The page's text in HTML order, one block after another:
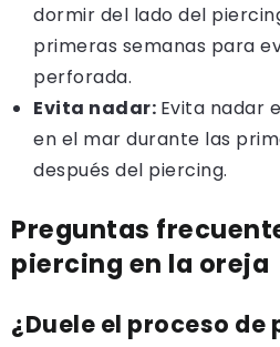
dormir del lado del
primeras semanas para
perforada.
Evita nadar: Evita nadar
en el mar durante las
después del piercing.
Preguntas
piercing en la oreja
¿Duele el proceso